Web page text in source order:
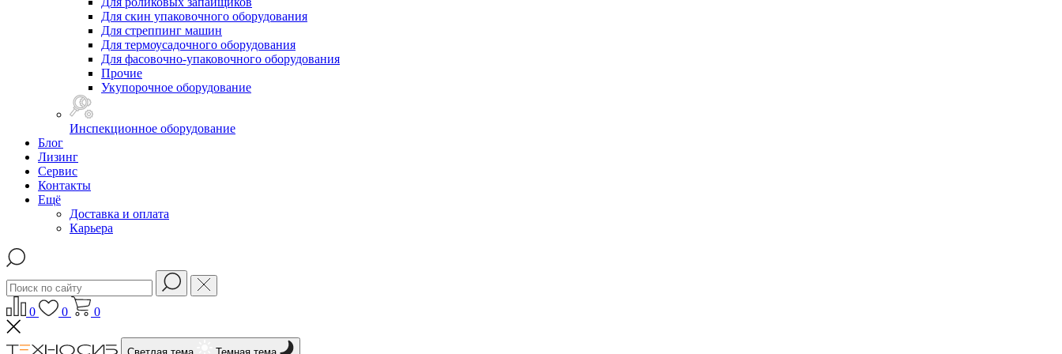
Для скин упаковочного оборудования
Для стреппинг машин
Для термоусадочного оборудования
Для фасовочно-упаковочного оборудования
Прочие
Укупорочное оборудование
Инспекционное оборудование
Блог
Лизинг
Сервис
Контакты
Ещё
Доставка и оплата
Карьера
0 0 0